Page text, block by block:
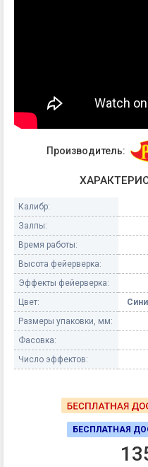
Производитель:
Калибр:
Залпы:
Время работы:
Высота фейерверка:
Эффекты фейерверка:
Цвет:
Размеры упаковки, мм:
Фасовка:
Число эффектов:
БЕСПЛАТНАЯ